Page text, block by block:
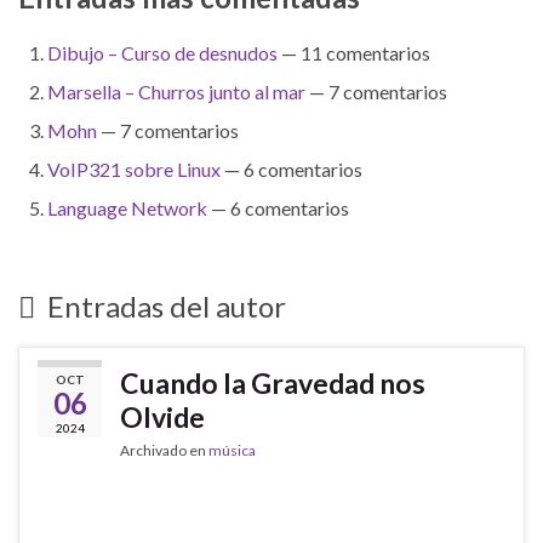
Dibujo – Curso de desnudos — 11 comentarios
Marsella – Churros junto al mar — 7 comentarios
Mohn — 7 comentarios
VoIP321 sobre Linux — 6 comentarios
Language Network — 6 comentarios
Entradas del autor
OCT
06
2024
Cuando la Gravedad nos
Olvide
Archivado en música